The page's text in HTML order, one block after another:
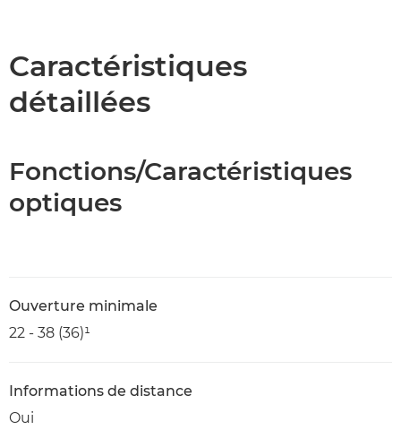
Caractéristiques
détaillées
Fonctions/Caractéristiques
optiques
Ouverture minimale
22 - 38 (36)¹
Informations de distance
Oui